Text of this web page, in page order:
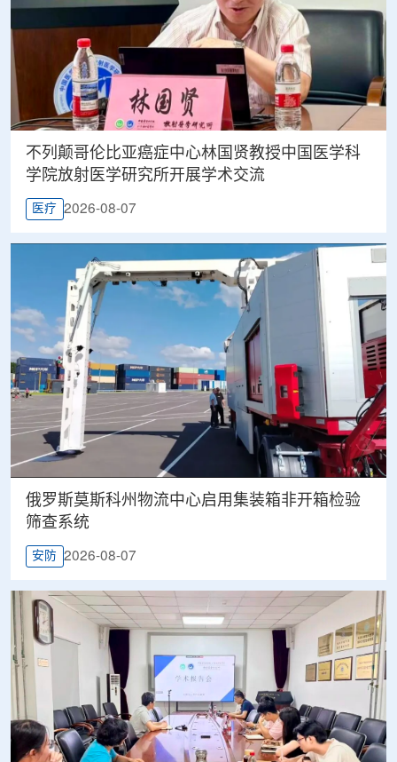
不列颠哥伦比亚癌症中心林国贤教授中国医学科
学院放射医学研究所开展学术交流
医疗 2026-08-07
俄罗斯莫斯科州物流中心启用集装箱非开箱检验
筛查系统
安防 2026-08-07